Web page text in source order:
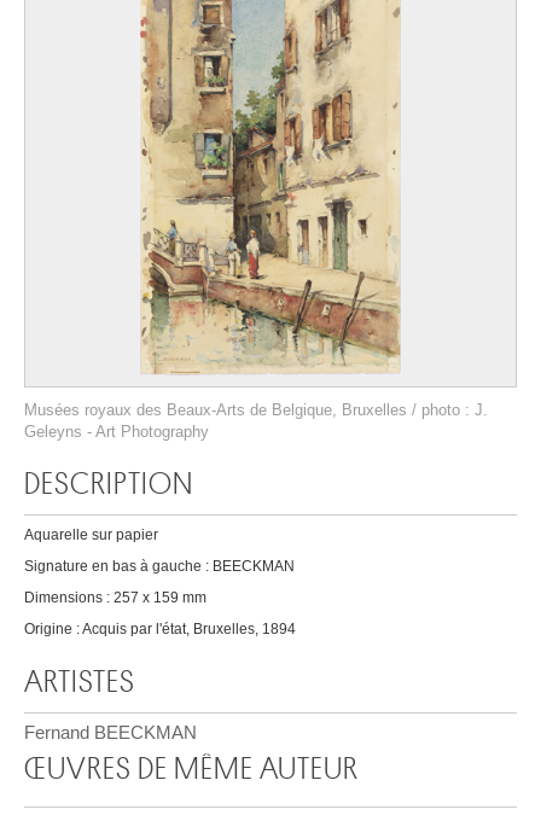
Musées royaux des Beaux-Arts de Belgique, Bruxelles / photo : J.
Geleyns - Art Photography
DESCRIPTION
Aquarelle sur papier
Signature en bas à gauche : BEECKMAN
Dimensions : 257 x 159 mm
Origine : Acquis par l'état, Bruxelles, 1894
ARTISTES
Fernand BEECKMAN
ŒUVRES DE MÊME AUTEUR